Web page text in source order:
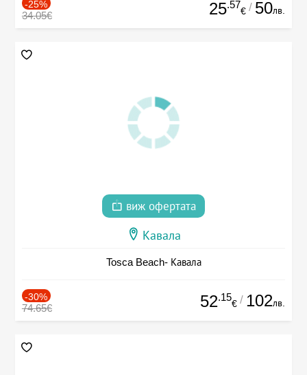
-25%
34.05€ 25.57
€ / 50лв.
виж офертата
Кавала
Tosca Beach- Кавала
-30%
74.65€ 52.15
€ / 102лв.